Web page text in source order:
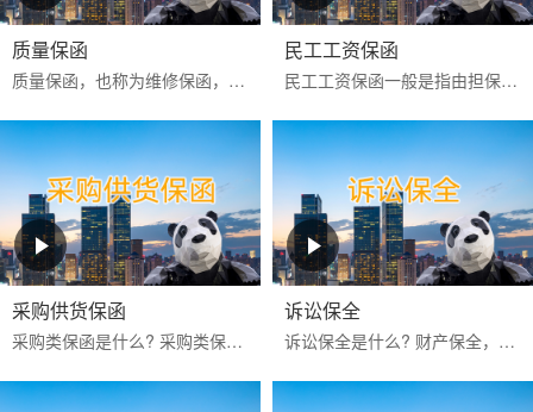
质量保函
‌质量保函‌，也称为维修保函，是指应供货方或承建人申请，向买方或业主保证，如货物或工程的质量不符合合同约定而卖方或承建人又不能依约更换或修理时，按买方或业主的索...
民工工资保函
民工工资保函一般是指由担保公司或银行为业主或承包商向民工工资监管方提供的，保证业主或承包商按合同约定按时支付农民工工资的担保。如果该项目发生民工工资拖欠行为，则...
采购供货保函
采购类保函是什么? 采购类保函一般在采购供货项目中出现得比较多，通常有投标保函、履约保函、预付款保函、质量保修保函等。 采购类保函的做用 采购类保函主要保证业主方的...
诉讼保全
诉讼保全是什么? 财产保全，是指人民法院在利害关系人起诉前或者当事人起诉后，为保障将来的生效判决能够得到执行或者避免财产遭受损失，对当事人的财产或者争议的标的物，...